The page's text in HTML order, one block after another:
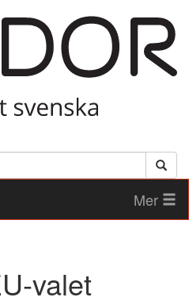
Mer
valet